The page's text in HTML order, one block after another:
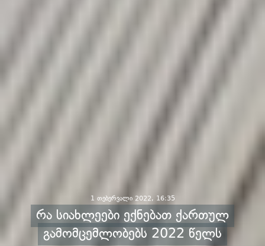
1 თებერვალი 2022, 16:35
რა სიახლეები ექნებათ ქართულ
გამომცემლობებს 2022 წელს